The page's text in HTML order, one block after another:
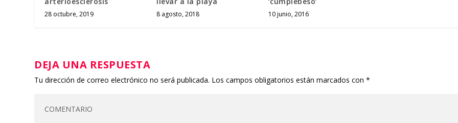
28 octubre, 2019 8 agosto, 2018 10 junio, 2016
DEJA UNA RESPUESTA
Tu dirección de correo electrónico no será publicada. Los campos obligatorios están marcados con*